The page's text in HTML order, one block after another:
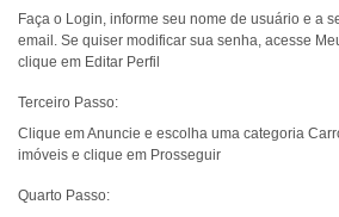
Faça o Login, informe seu nome de usuário e a
email. Se quiser modificar sua senha, acesse
clique em Editar Perfil
Terceiro Passo:
Clique em Anuncie e escolha uma categoria
imóveis e clique em Prosseguir
Quarto Passo: